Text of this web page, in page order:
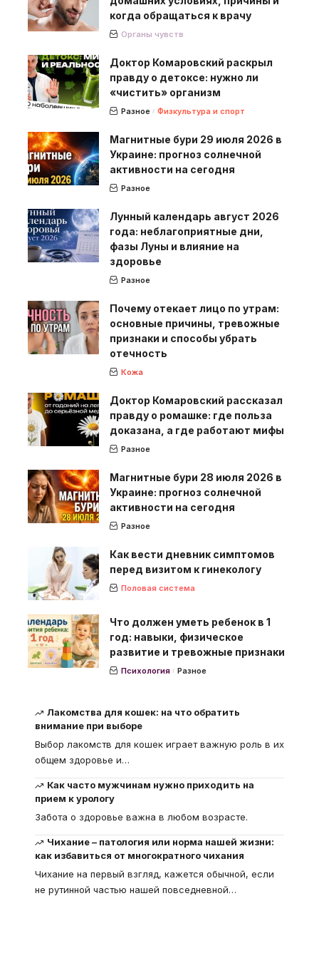
когда обращаться к врачу
Органы чувств
Доктор Комаровский раскрыл
правду о детоксе: нужно ли
«чистить» организм
Разное Физкультура и спорт
Магнитные бури 29 июля 2026 в
Украине: прогноз солнечной
активности на сегодня
Разное
Лунный календарь август 2026
года: неблагоприятные дни,
фазы Луны и влияние на
здоровье
Разное
Почему отекает лицо по утрам:
основные причины, тревожные
признаки и способы убрать
отечность
Кожа
Доктор Комаровский рассказал
правду о ромашке: где польза
доказана, а где работают мифы
Разное
Магнитные бури 28 июля 2026 в
Украине: прогноз солнечной
активности на сегодня
Разное
Как вести дневник симптомов
перед визитом к гинекологу
Половая система
Что должен уметь ребенок в 1
год: навыки, физическое
развитие и тревожные признаки
Психология Разное
Лакомства для кошек: на что обратить
внимание при выборе
Выбор лакомств для кошек играет важную роль в их
общем здоровье и…
Как часто мужчинам нужно приходить на
прием к урологу
Забота о здоровье важна в любом возрасте.
Чихание – патология или норма нашей жизни:
как избавиться от многократного чихания
Чихание на первый взгляд, кажется обычной, если
не рутинной частью нашей повседневной…